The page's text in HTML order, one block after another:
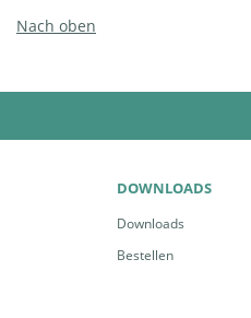
Nach oben
DOWNLOADS
Downloads
Bestellen